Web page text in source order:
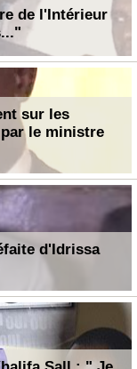
de l'Intérieur
sur les
le ministre
d'Idrissa